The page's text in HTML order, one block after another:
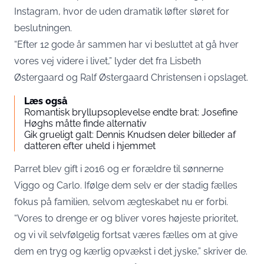
Instagram, hvor de uden dramatik løfter sløret for
beslutningen.
“Efter 12 gode år sammen har vi besluttet at gå hver
vores vej videre i livet,” lyder det fra Lisbeth
Østergaard og Ralf Østergaard Christensen i opslaget.
Læs også
Romantisk bryllupsoplevelse endte brat: Josefine
Høghs måtte finde alternativ
Gik grueligt galt: Dennis Knudsen deler billeder af
datteren efter uheld i hjemmet
Parret blev gift i 2016 og er forældre til sønnerne
Viggo og Carlo. Ifølge dem selv er der stadig fælles
fokus på familien, selvom ægteskabet nu er forbi.
“Vores to drenge er og bliver vores højeste prioritet,
og vi vil selvfølgelig fortsat væres fælles om at give
dem en tryg og kærlig opvækst i det jyske,” skriver de.